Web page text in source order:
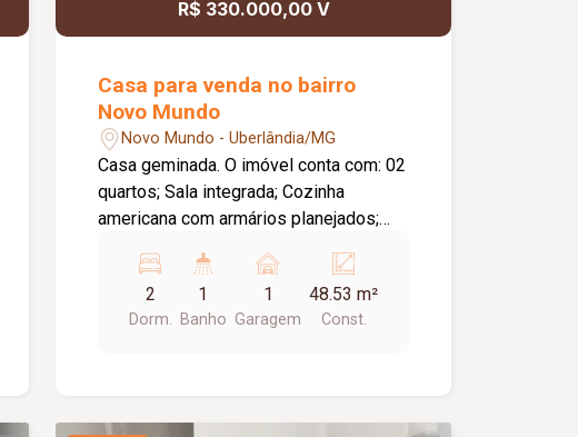
R$ 330.000,00 V
Casa para venda no bairro
Novo Mundo
Novo Mundo - Uberlândia/MG
Casa geminada. O imóvel conta com: 02
quartos; Sala integrada; Cozinha
americana com armários planejados;
armários; Área de serviço; Corredor
lateral; 01 vaga de garagem coberta;
Diferenciais: Imóvel moderno, funcional
2
Dorm.
1
Banho
1
Garagem
48.53 m²
Const.